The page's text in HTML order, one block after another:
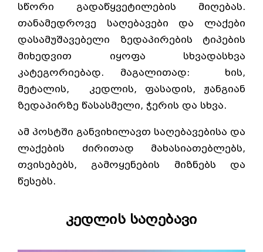
სწორი გადაწყვეტილების მიღებას.
თანამედროვე საღებავები და ლაქები
დასამუშავებელი ზედაპირების ტიპების
მიხედვით იყოფა სხვადასხვა
კატეგორიებად. მაგალითად: ხის,
მეტალის, კედლის, ფასადის, ჟანგიან
ზედაპირზე წასასმელი, ჭერის და სხვა.
ამ პოსტში განვიხილავთ საღებავებისა და
ლაქების ძირითად მახასიათებლებს,
თვისებებს, გამოყენების მიზნებს და
წესებს.
კედლის საღებავი